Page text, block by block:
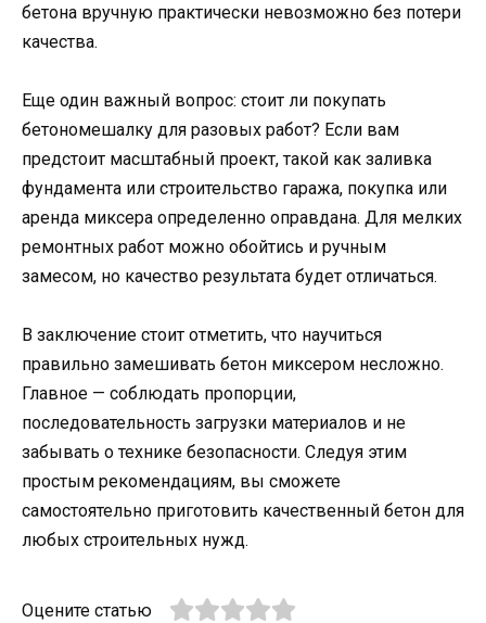
бетона вручную практически невозможно без потери
качества.
Еще один важный вопрос: стоит ли покупать
бетономешалку для разовых работ? Если вам
предстоит масштабный проект, такой как заливка
фундамента или строительство гаража, покупка или
аренда миксера определенно оправдана. Для мелких
ремонтных работ можно обойтись и ручным
замесом, но качество результата будет отличаться.
В заключение стоит отметить, что научиться
правильно замешивать бетон миксером несложно.
Главное — соблюдать пропорции,
последовательность загрузки материалов и не
забывать о технике безопасности. Следуя этим
простым рекомендациям, вы сможете
самостоятельно приготовить качественный бетон для
любых строительных нужд.
Оцените статью